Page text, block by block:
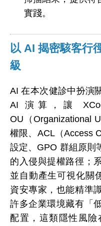
實踐。
以 AI 揭密駭客行
級
AI 在本次健診中扮演
AI 演算，讓
OU（Organizational
權限、ACL（Access
設定、GPO 群組原則
的入侵與提權路徑；
並自動產生可視化關
資安專家，也能精準
許多企業環境藏有「
配置，這類隱性風險